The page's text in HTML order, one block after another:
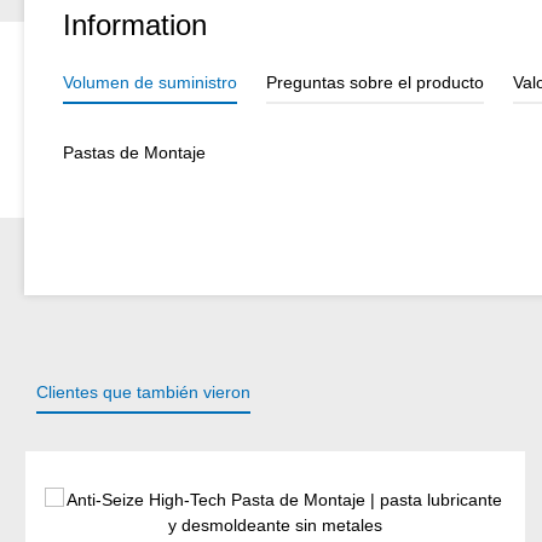
Information
Volumen de suministro Preguntas sobre el producto
Pastas de Montaje
Clientes que también vieron